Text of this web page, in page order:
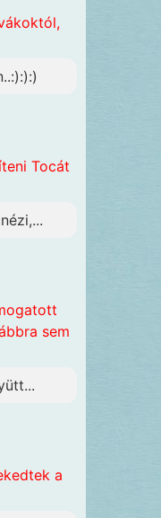
Tocát
sem
a